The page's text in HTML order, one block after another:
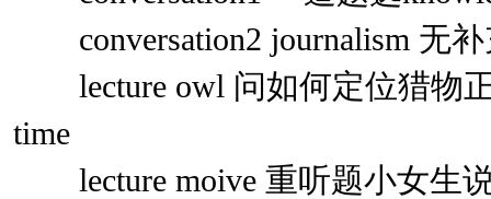
conversation2 journalism 无补
lecture owl 问如何定位猎物正
time
lecture moive 重听题小女生说